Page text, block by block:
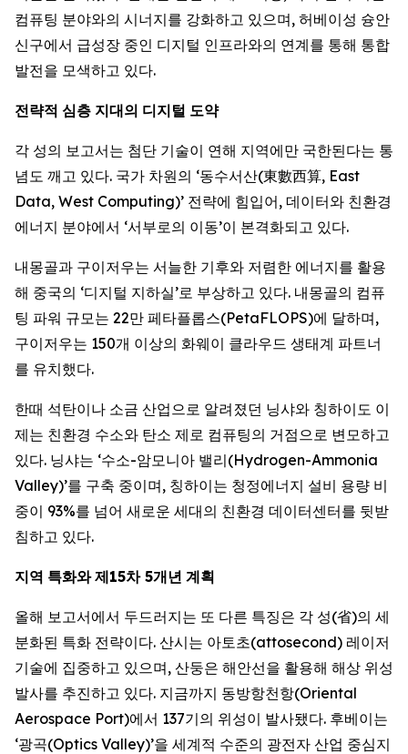
컴퓨팅 분야와의 시너지를 강화하고 있으며, 허베이성 슝안
신구에서 급성장 중인 디지털 인프라와의 연계를 통해 통합
발전을 모색하고 있다.
전략적 심층 지대의 디지털 도약
각 성의 보고서는 첨단 기술이 연해 지역에만 국한된다는 통
념도 깨고 있다. 국가 차원의 ‘동수서산(東數西算, East
Data, West Computing)’ 전략에 힘입어, 데이터와 친환경
에너지 분야에서 ‘서부로의 이동’이 본격화되고 있다.
내몽골과 구이저우는 서늘한 기후와 저렴한 에너지를 활용
해 중국의 ‘디지털 지하실’로 부상하고 있다. 내몽골의 컴퓨
팅 파워 규모는 22만 페타플롭스(PetaFLOPS)에 달하며,
구이저우는 150개 이상의 화웨이 클라우드 생태계 파트너
를 유치했다.
한때 석탄이나 소금 산업으로 알려졌던 닝샤와 칭하이도 이
제는 친환경 수소와 탄소 제로 컴퓨팅의 거점으로 변모하고
있다. 닝샤는 ‘수소-암모니아 밸리(Hydrogen-Ammonia
Valley)’를 구축 중이며, 칭하이는 청정에너지 설비 용량 비
중이 93%를 넘어 새로운 세대의 친환경 데이터센터를 뒷받
침하고 있다.
지역 특화와 제15차5개년 계획
올해 보고서에서 두드러지는 또 다른 특징은 각 성(省)의 세
분화된 특화 전략이다. 산시는 아토초(attosecond) 레이저
기술에 집중하고 있으며, 산둥은 해안선을 활용해 해상 위성
발사를 추진하고 있다. 지금까지 동방항천항(Oriental
Aerospace Port)에서 137기의 위성이 발사됐다. 후베이는
‘광곡(Optics Valley)’을 세계적 수준의 광전자 산업 중심지